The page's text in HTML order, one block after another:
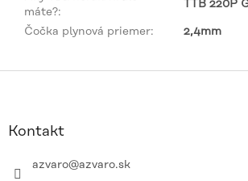
máte?:
TTB 220P
Čočka plynová priemer: 2,4mm
Kontakt
azvaro@azvaro.sk